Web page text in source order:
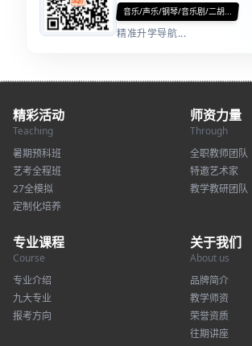
音乐/声乐/钢琴/音乐剧/二胡...
精准升学导航...
精彩活动
Teaching
暑期预科班
艺考全程班
27全模拟
定制化培养
师资力量
Through
全职教师团队
特邀艺术家
教学教研团队
专业课程
Course
专业介绍
九大专业
报考方向
关于我们
About us
品牌简介
教学师资
荣誉资质
往期讲座